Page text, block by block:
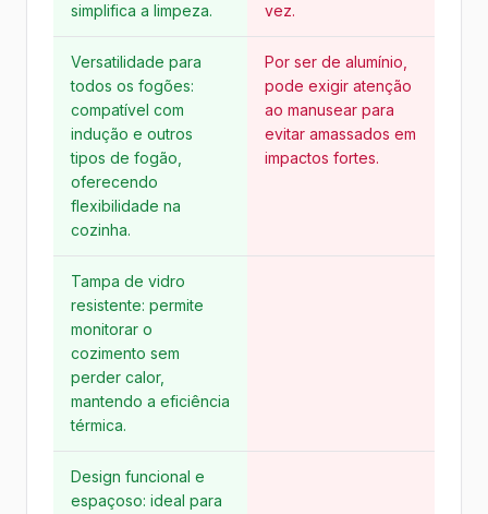
simplifica a limpeza.
vez.
Versatilidade para
todos os fogões:
compatível com
indução e outros
tipos de fogão,
oferecendo
flexibilidade na
cozinha.
Por ser de alumínio,
pode exigir atenção
ao manusear para
evitar amassados em
impactos fortes.
Tampa de vidro
resistente: permite
monitorar o
cozimento sem
perder calor,
mantendo a eficiência
térmica.
Design funcional e
espaçoso: ideal para